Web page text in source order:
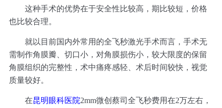
这种手术的优势在于安全性比较高，期比较短，价格
也比较合理。
就以目前国内外常用的全飞秒激光手术而言，手术无
需制作角膜瓣、切口小，对角膜损伤小，较大限度的保留
角膜组织的完整性，术中痛疼感轻、术后时间较快，视觉
质量较好。
在昆明眼科医院2mm微创蔡司全飞秒费用在2万左右，